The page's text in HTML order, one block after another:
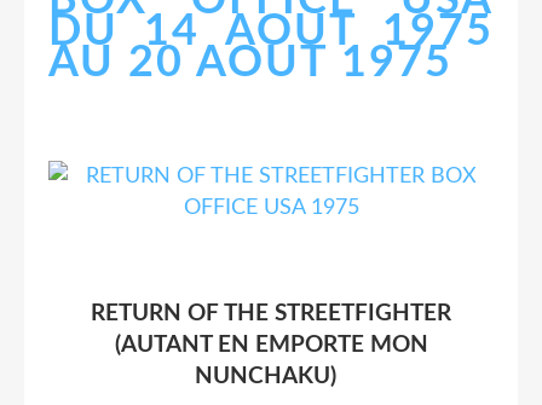
DU 14 AOUT 1975
AU 20 AOUT 1975
RETURN OF THE STREETFIGHTER
(AUTANT EN EMPORTE MON
NUNCHAKU)